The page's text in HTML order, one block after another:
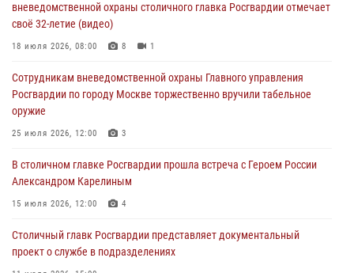
сломался автомобиль на проезжей части (Видео)
02 августа 2026, 10:00
клуба «Лето Побед» со службой вневедомственной охраны (Видео)
01 августа 2026, 12:00
Столичные росгвардейцы почтили память российских воинов,
вневедомственной охраны столичного главка Росгвардии отмечает
своё 32-летие (видео)
18 июля 2026, 08:00 8 1
Сотрудникам вневедомственной охраны Главного управления
Росгвардии по городу Москве торжественно вручили табельное
оружие
25 июля 2026, 12:00 3
В столичном главке Росгвардии прошла встреча с Героем России
Александром Карелиным
15 июля 2026, 12:00 4
Столичный главк Росгвардии представляет документальный
проект о службе в подразделениях